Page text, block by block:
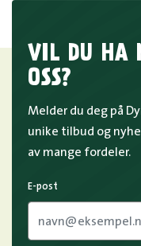
VIL DU HA
OSS?
Melder du deg på
unike tilbud og
av mange fordeler.
E-post